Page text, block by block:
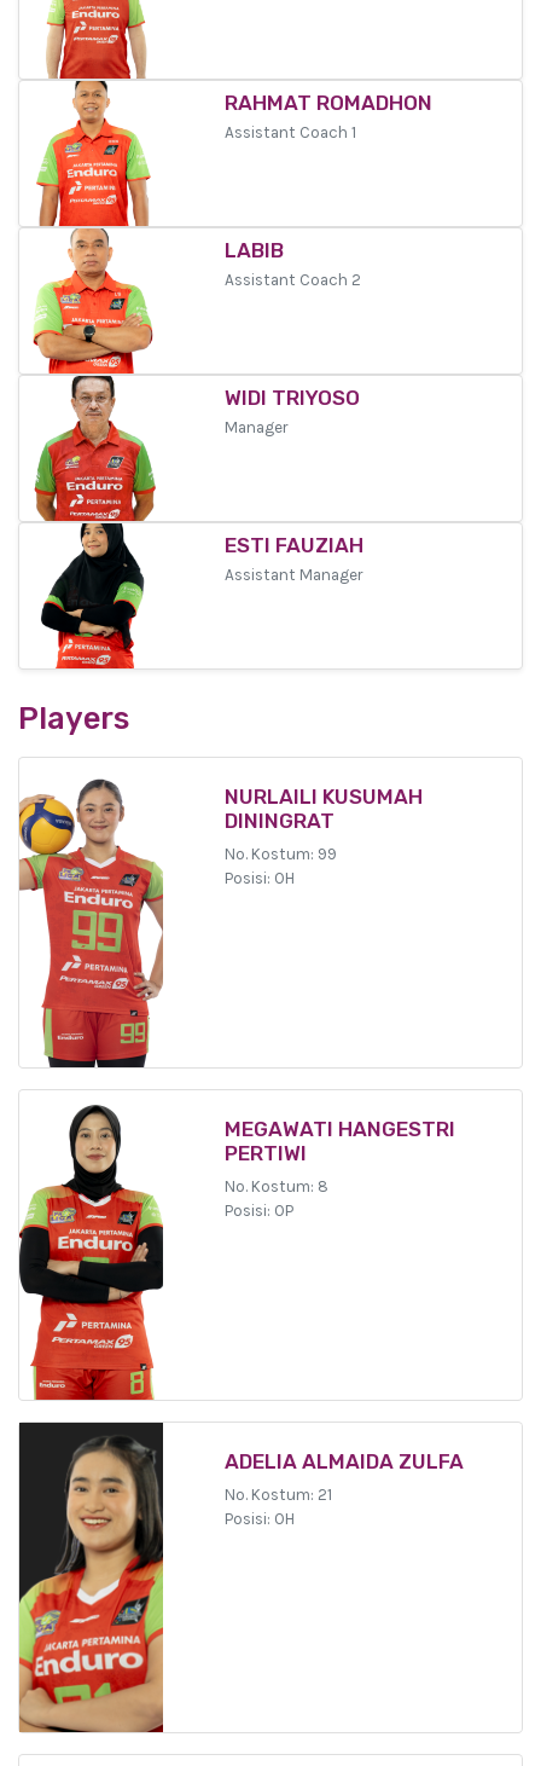
RAHMAT ROMADHON
Assistant Coach 1
LABIB
Assistant Coach 2
WIDI TRIYOSO
Manager
ESTI FAUZIAH
Assistant Manager
Players
NURLAILI KUSUMAH
DININGRAT
No. Kostum: 99
Posisi: OH
MEGAWATI HANGESTRI
PERTIWI
No. Kostum: 8
Posisi: OP
ADELIA ALMAIDA ZULFA
No. Kostum: 21
Posisi: OH